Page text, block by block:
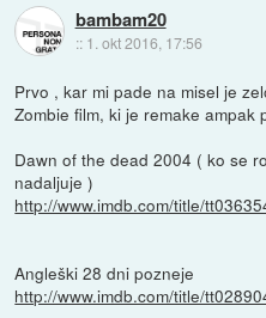
bambam20
:: 1. okt 2016, 17:56
Prvo , kar mi pade na misel je
Zombie film, ki je remake ampak
Dawn of the dead 2004 ( ko se
nadaljuje )
http://www.imdb.com/title/
Angleški 28 dni pozneje
http://www.imdb.com/title/